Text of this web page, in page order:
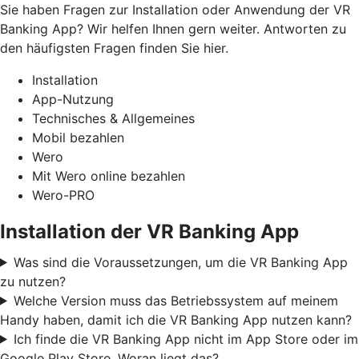
Sie haben Fragen zur Installation oder Anwendung der VR
Banking App? Wir helfen Ihnen gern weiter. Antworten zu
den häufigsten Fragen finden Sie hier.
Installation
App-Nutzung
Technisches & Allgemeines
Mobil bezahlen
Wero
Mit Wero online bezahlen
Wero-PRO
Installation der VR Banking App
Was sind die Voraussetzungen, um die VR Banking App
zu nutzen?
Welche Version muss das Betriebssystem auf meinem
Handy haben, damit ich die VR Banking App nutzen kann?
Ich finde die VR Banking App nicht im App Store oder im